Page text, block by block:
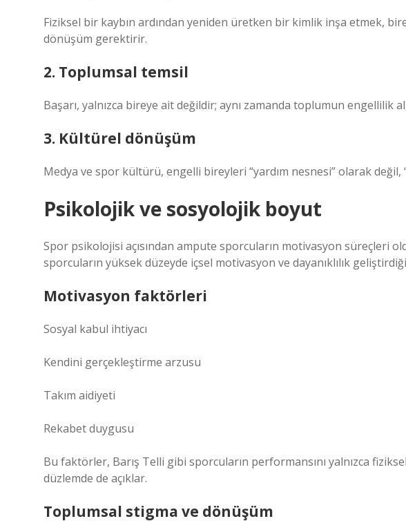
Fiziksel bir kaybın ardından yeniden üretken bir kimlik inşa etmek,
dönüşüm gerektirir.
2. Toplumsal temsil
Başarı, yalnızca bireye ait değildir; aynı zamanda toplumun engellilik
3. Kültürel dönüşüm
Medya ve spor kültürü, engelli bireyleri “yardım nesnesi” olarak değil,
Psikolojik ve sosyolojik boyut
Spor psikolojisi açısından ampute sporcuların motivasyon süreçleri
sporcuların yüksek düzeyde içsel motivasyon ve dayanıklılık
Motivasyon faktörleri
Sosyal kabul ihtiyacı
Kendini gerçekleştirme arzusu
Takım aidiyeti
Rekabet duygusu
Bu faktörler, Barış Telli gibi sporcuların performansını yalnızca
düzlemde de açıklar.
Toplumsal stigma ve dönüşüm